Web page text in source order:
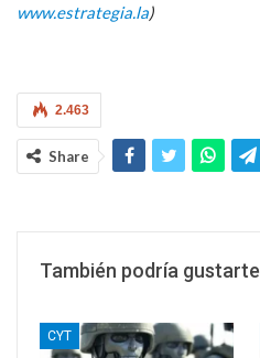
www.estrategia.la)
2.463
Share
También podría gustarte
CYT